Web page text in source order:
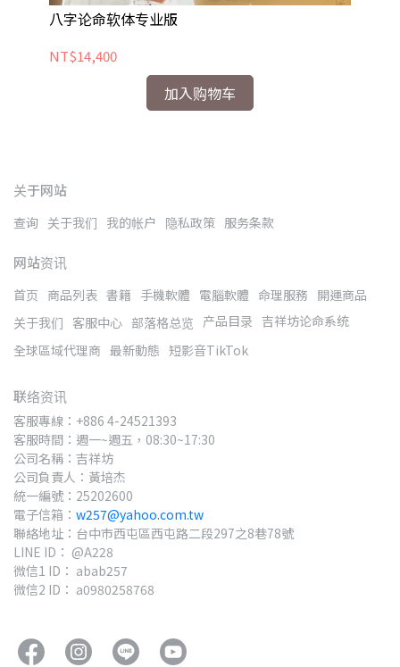
八字论命软体专业版
NT$14,400
加入购物车
关于网站
查询 关于我们 我的帐户 隐私政策 服务条款
网站资讯
首页 商品列表 書籍 手機軟體 電腦軟體 命理服務 開運商品
关于我们 客服中心 部落格总览 产品目录 吉祥坊论命系统
全球區域代理商 最新動態 短影音TikTok
联络资讯
客服專線：+886 4-24521393
客服時間：週一~週五，08:30~17:30
公司名稱：吉祥坊
公司負責人：黃培杰
統一編號：25202600
電子信箱： w257@yahoo.com.tw
聯絡地址：台中市西屯區西屯路二段297之8巷78號
LINE ID： @A228
微信1 ID： abab257
微信2 ID： a0980258768